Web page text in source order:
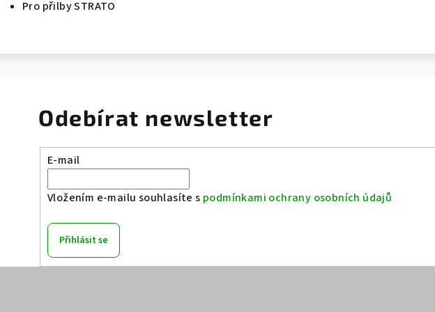
Pro přilby STRATO
Odebírat newsletter
E-mail
Vložením e-mailu souhlasíte s podmínkami ochrany osobních údajů
Přihlásit se